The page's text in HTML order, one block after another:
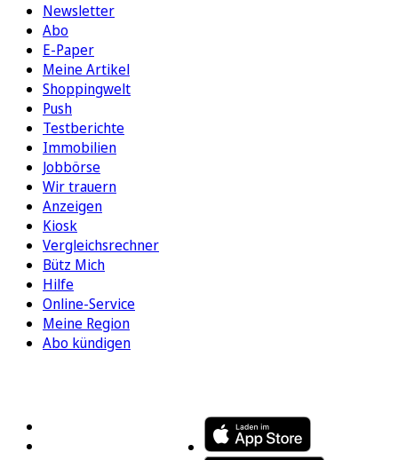
Newsletter
Abo
E-Paper
Meine Artikel
Shoppingwelt
Push
Testberichte
Immobilien
Jobbörse
Wir trauern
Anzeigen
Kiosk
Vergleichsrechner
Bütz Mich
Hilfe
Online-Service
Meine Region
Abo kündigen